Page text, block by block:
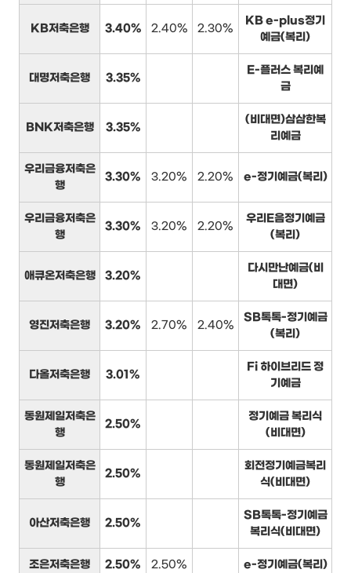
KB저축은행 3.40% 2.40% 2.30%
KB e-plus정기
예금(복리)
대명저축은행 3.35%
E-플러스 복리예
금
BNK저축은행 3.35%
(비대면)삼삼한복
리예금
우리금융저축은
행
3.30% 3.20% 2.20% e-정기예금(복리)
우리금융저축은
행
3.30% 3.20% 2.20%
우리E음정기예금
(복리)
애큐온저축은행 3.20%
다시만난예금(비
대면)
영진저축은행 3.20% 2.70% 2.40%
SB톡톡-정기예금
(복리)
다올저축은행 3.01%
Fi 하이브리드 정
기예금
동원제일저축은
행
2.50%
정기예금 복리식
(비대면)
동원제일저축은
행
2.50%
회전정기예금복리
식(비대면)
아산저축은행 2.50%
SB톡톡-정기예금
복리식(비대면)
조은저축은행 2.50% 2.50% e-정기예금(복리)